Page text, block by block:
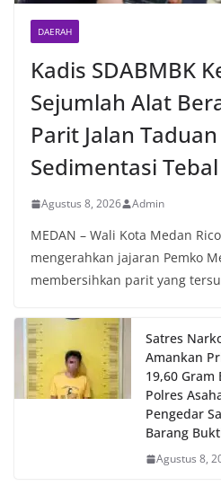
DAERAH
Kadis SDABMBK
Sejumlah Alat
Parit Jalan
Sedimentasi Tebal
Agustus 8, 2026 Admin
MEDAN – Wali Kota Medan
mengerahkan jajaran Pemko
membersihkan parit yang
Satres
Amankan
19,60 Gram
Polres
Pengedar
Barang
Agustus 8,